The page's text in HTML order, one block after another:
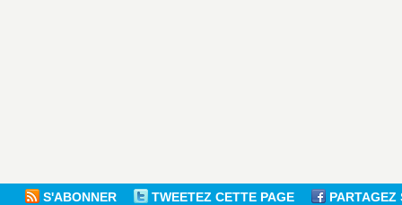
S'ABONNER TWEETEZ CETTE PAGE PARTAGEZ